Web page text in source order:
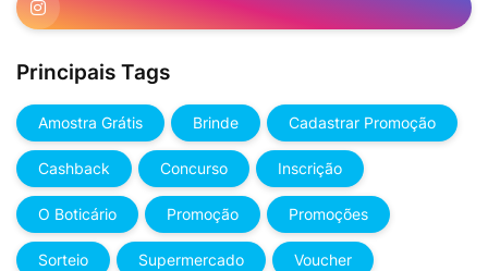
Principais Tags
Amostra Grátis Brinde Cadastrar Promoção
Cashback Concurso Inscrição
O Boticário Promoção Promoções
Sorteio Supermercado Voucher